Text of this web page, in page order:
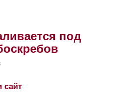
под
сайт